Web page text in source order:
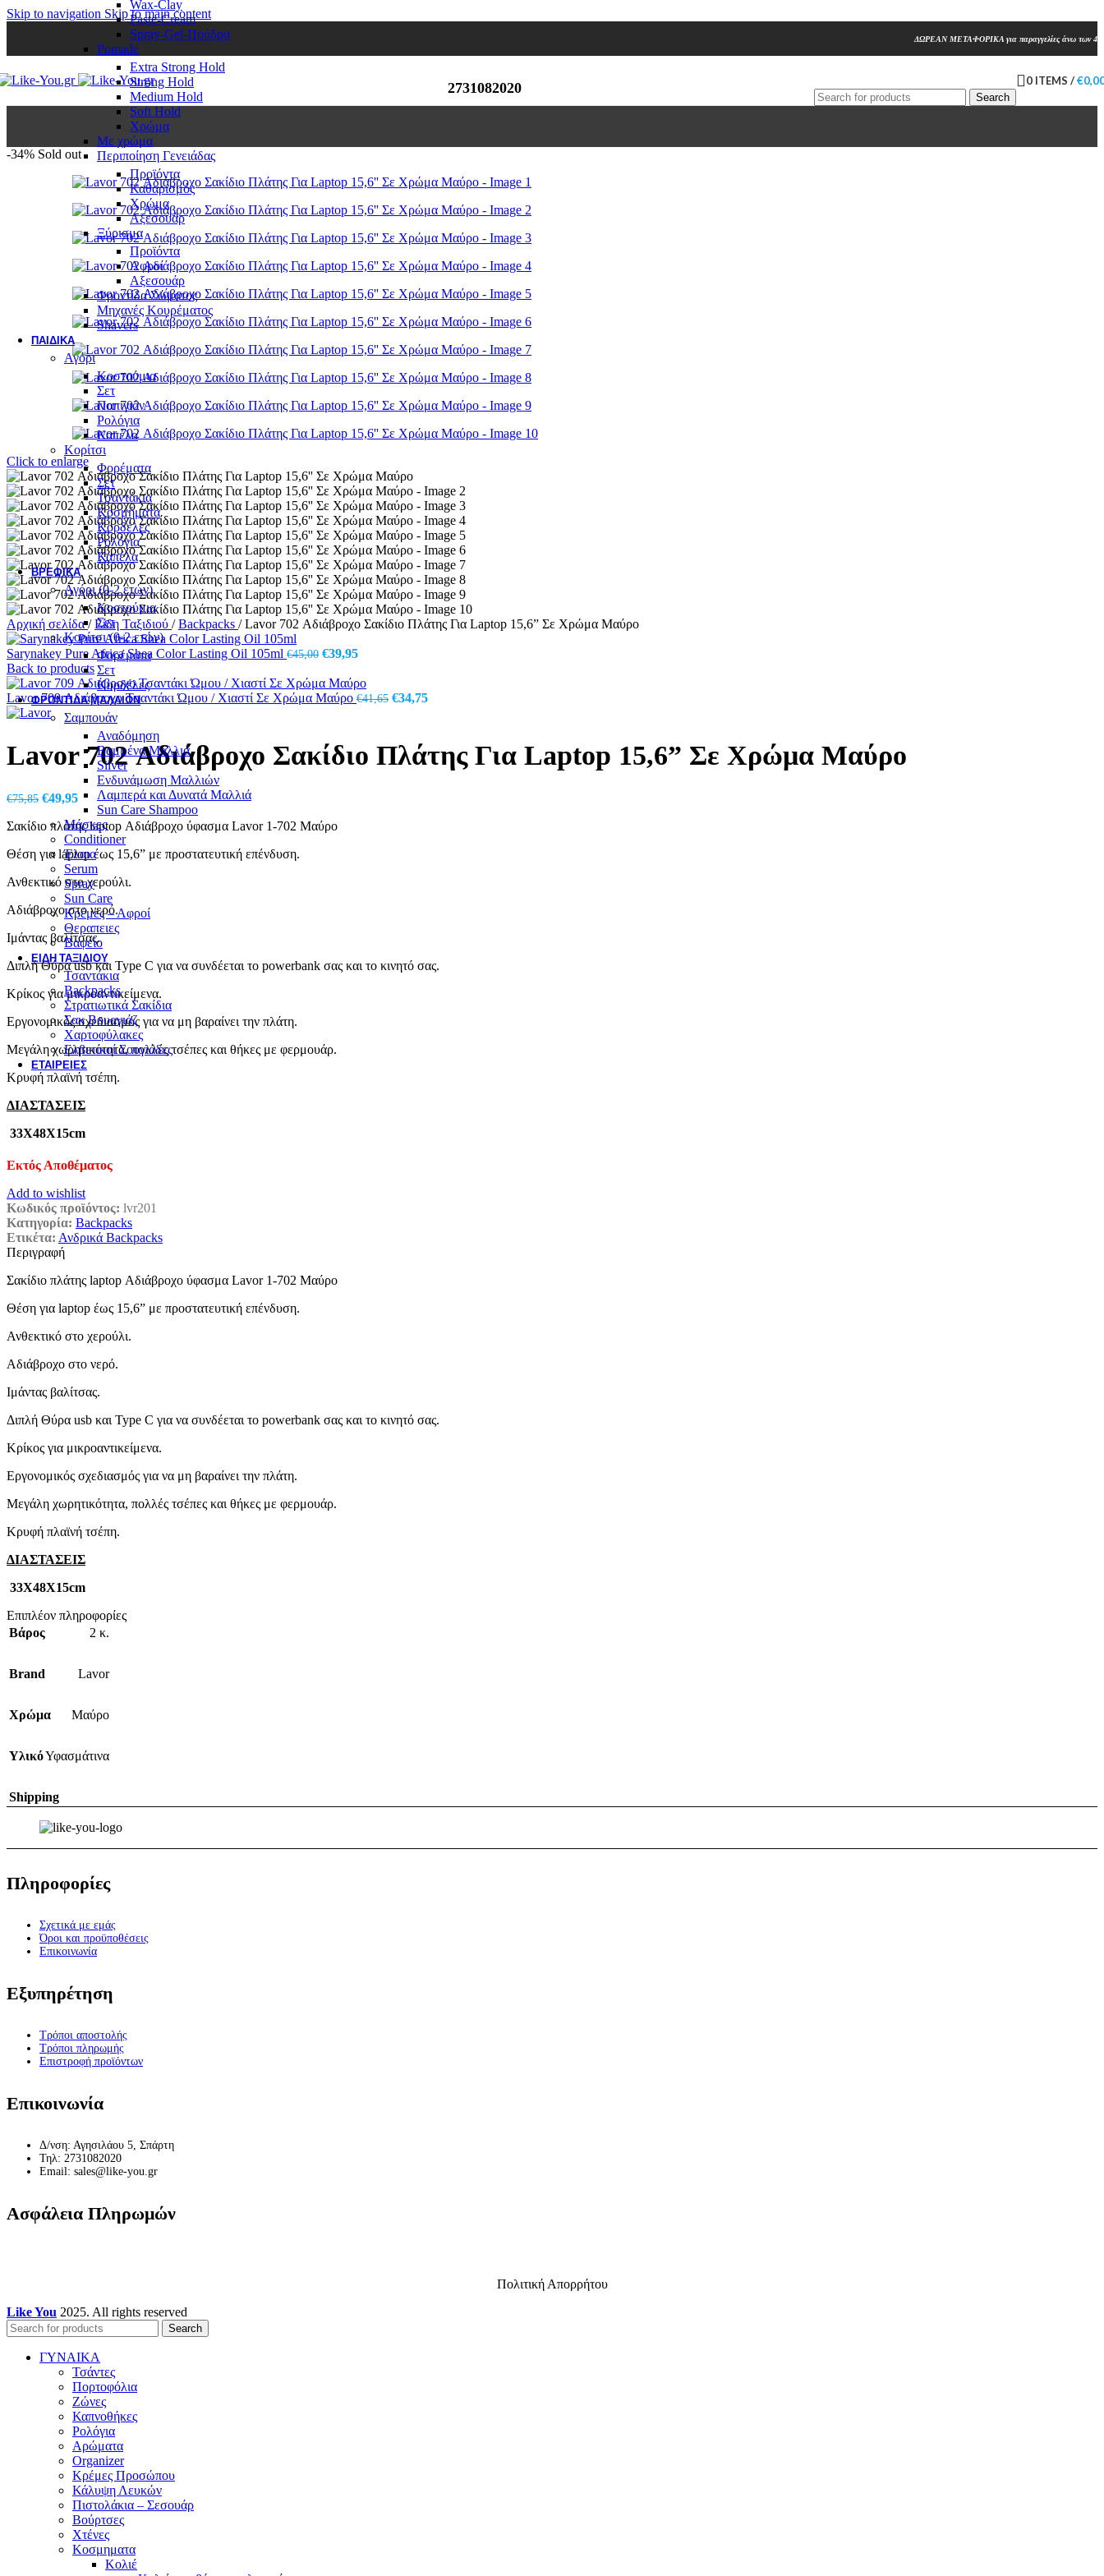
Skip to navigation Skip to main content
ΔΩΡΕΑΝ ΜΕΤΑΦΟΡΙΚΑ για παραγγελίες άνω των
2731082020
Search
0 ITEMS /€
Wax-Clay
Paste-Cream
Spray-Gel-Πούδρα
Pomade
Extra Strong Hold
Strong Hold
Medium Hold
Soft Hold
Χρώμα
Με χρώμα
Περιποίηση Γενειάδας
Προϊόντα
Καθαρισμός
Χρώμα
Αξεσουάρ
Ξύρισμα
Προϊόντα
Αφροί
Αξεσουάρ
Φροντίδα Σώματος
Μηχανές Κουρέματος
Shavers
ΠΑΙΔΙΚΆ
Αγόρι
Κοστούμια
Σετ
Παπιγιόν
Ρολόγια
Καπέλα
Κορίτσι
Φορέματα
Σετ
Τσαντάκια
Κοσμήματα
Κορδέλες
Ρολόγια
Καπέλα
ΒΡΕΦΙΚΆ
Αγόρι (0-2 ετών)
Κοστούμια
Σετ
Κορίτσι (0-2 ετών)
Φορέματα
Σετ
Κορδέλες
ΦΡΟΝΤΙΔΑ ΜΑΛΛΙΩΝ
Σαμπουάν
Αναδόμηση
Βαμμένα Μαλλιά
Silver
Ενδυνάμωση Μαλλιών
Λαμπερά και Δυνατά Μαλλιά
Sun Care Shampoo
Μάσκες
Conditioner
Έλαια
Serum
Spray
Sun Care
Κρέμες – Αφροί
Θεραπειες
Βαφείο
ΕΊΔΗ ΤΑΞΙΔΙΟΎ
Τσαντάκια
Backpacks
Στρατιωτικά Σακίδια
Σακ Βουαγιάζ
Χαρτοφύλακες
Ελβετικοί Σουγιάδες
ΕΤΑΙΡΕΊΕΣ
-34% Sold out
Click to enlarge
Αρχική σελίδα/ Είδη Ταξιδιού / Backpacks / Lavor 702 Αδιάβροχο Σακίδιο Πλάτης Για Laptop 15,6” Σε Χρώμα Μαύρο
Sarynakey Pure Africa Shea Color Lasting Oil 105ml €45,00 Original
was:
€45,00.
€39,95Η
τιμή
είναι:
Back to products
Lavor 709 Αδιάβροχο Τσαντάκι Ώμου / Χιαστί Σε Χρώμα Μαύρο €41,65 Original
€41,65.
€34,75Η
€34,75.
Lavor 702 Αδιάβροχο Σακίδιο Πλάτης Για Laptop 15,6” Σε Χρώμα Μαύρο
€75,85 Original
was:
€75,85.
€49,95Η
τρέχουσα
τιμή
είναι:
€49,95.
Σακίδιο πλάτης laptop Αδιάβροχο ύφασμα Lavor 1-702 Μαύρο
Θέση για laptop έως 15,6” με προστατευτική επένδυση.
Ανθεκτικό στο χερούλι.
Αδιάβροχο στο νερό.
Ιμάντας βαλίτσας.
Διπλή Θύρα usb και Type C για να συνδέεται το powerbank σας και το κινητό σας.
Κρίκος για μικροαντικείμενα.
Εργονομικός σχεδιασμός για να μη βαραίνει την πλάτη.
Μεγάλη χωρητικότητα, πολλές τσέπες και θήκες με φερμουάρ.
Κρυφή πλαϊνή τσέπη.
ΔΙΑΣΤΑΣΕΙΣ
33Χ48Χ15cm
Εκτός Αποθέματος
Add to wishlist
Κωδικός προϊόντος: lvr201
Κατηγορία: Backpacks
Ετικέτα: Ανδρικά Backpacks
Περιγραφή
Σακίδιο πλάτης laptop Αδιάβροχο ύφασμα Lavor 1-702 Μαύρο
Θέση για laptop έως 15,6” με προστατευτική επένδυση.
Ανθεκτικό στο χερούλι.
Αδιάβροχο στο νερό.
Ιμάντας βαλίτσας.
Διπλή Θύρα usb και Type C για να συνδέεται το powerbank σας και το κινητό σας.
Κρίκος για μικροαντικείμενα.
Εργονομικός σχεδιασμός για να μη βαραίνει την πλάτη.
Μεγάλη χωρητικότητα, πολλές τσέπες και θήκες με φερμουάρ.
Κρυφή πλαϊνή τσέπη.
ΔΙΑΣΤΑΣΕΙΣ
33Χ48Χ15cm
Επιπλέον πληροφορίες
Βάρος
2 κ.
Brand Lavor
Χρώμα Μαύρο
ΥλικόΥφασμάτινα
Shipping
Πληροφορίες
Σχετικά με εμάς
Όροι και προϋποθέσεις
Επικοινωνία
Εξυπηρέτηση
Τρόποι αποστολής
Τρόποι πληρωμής
Επιστροφή προϊόντων
Επικοινωνία
Δ/νση: Αγησιλάου 5, Σπάρτη
Τηλ: 2731082020
Email: sales@like-you.gr
Ασφάλεια Πληρωμών
Πολιτική Απορρήτου
Like You 2025. All rights reserved
Search
ΓΥΝΑΙΚΑ
Τσάντες
Πορτοφόλια
Ζώνες
Καπνοθήκες
Ρολόγια
Αρώματα
Organizer
Κρέμες Προσώπου
Κάλυψη Λευκών
Πιστολάκια – Σεσουάρ
Βούρτσες
Χτένες
Κοσμηματα
Κολιέ